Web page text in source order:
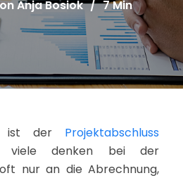
Anja Bosiok / 7 Min
ist der Projektabschluss
denken bei der
nur an die Abrechnung,